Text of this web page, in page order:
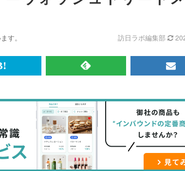
す。 訪日ラボ編集部
は
な
ッ
ク
マ
RSS
記
事
を
購
読
メ
マ
ガ
登
録
す